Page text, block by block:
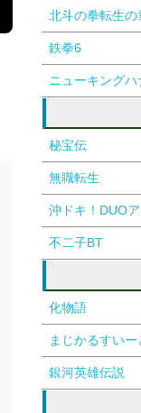
北斗の拳転生の
鉄拳6
ニューキングハ
秘宝伝
無職転生
沖ドキ！DUO
不二子BT
化物語
まじかるすい
銀河英雄伝説